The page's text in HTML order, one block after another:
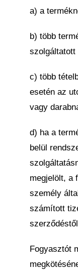
a) a
b) több
szolgáltatott
c) több
esetén az
vagy
d) ha a
belül
megjelölt, a
személy
számított
Fogyasztót